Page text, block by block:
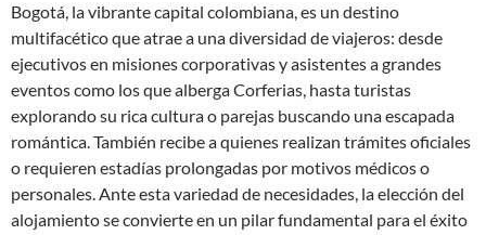
Bogotá, la vibrante capital colombiana, es un destino
multifacético que atrae a una diversidad de viajeros: desde
ejecutivos en misiones corporativas y asistentes a grandes
eventos como los que alberga Corferias, hasta turistas
explorando su rica cultura o parejas buscando una escapada
romántica. También recibe a quienes realizan trámites oficiales
o requieren estadías prolongadas por motivos médicos o
personales. Ante esta variedad de necesidades, la elección del
alojamiento se convierte en un pilar fundamental para el éxito